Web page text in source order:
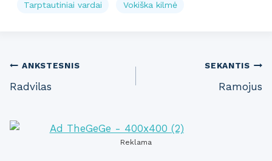
Tarptautiniai vardai Vokiška kilmė
Post
navigation
ANKSTESNIS
Radvilas
SEKANTIS
Ramojus
Reklama